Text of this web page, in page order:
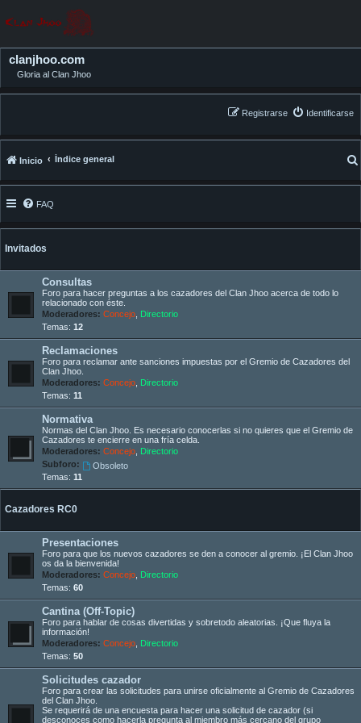
clanjhoo.com
Gloria al Clan Jhoo
Identificarse
Registrarse
Inicio Índice general
FAQ
Invitados
Consultas
Foro para hacer preguntas a los cazadores del Clan Jhoo acerca de todo lo
relacionado con éste.
Moderadores: Concejo Directorio
Temas: 12
Reclamaciones
Foro para reclamar ante sanciones impuestas por el Gremio de Cazadores del
Clan Jhoo.
Moderadores: Concejo Directorio
Temas: 11
Normativa
Normas del Clan Jhoo. Es necesario conocerlas si no quieres que el Gremio de
Cazadores te encierre en una fría celda.
Moderadores: Concejo Directorio
Subforo:
Obsoleto
Temas: 11
Cazadores RC0
Presentaciones
Foro para que los nuevos cazadores se den a conocer al gremio. ¡El Clan Jhoo
os da la bienvenida!
Moderadores: Concejo Directorio
Temas: 60
Cantina (Off-Topic)
Foro para hablar de cosas divertidas y sobretodo aleatorias. ¡Que fluya la
información!
Moderadores: Concejo Directorio
Temas: 50
Solicitudes cazador
Foro para crear las solicitudes para unirse oficialmente al Gremio de Cazadores
del Clan Jhoo.
Se requerirá de una encuesta para hacer una solicitud de cazador (si
desconoces como hacerla pregunta al miembro más cercano del grupo